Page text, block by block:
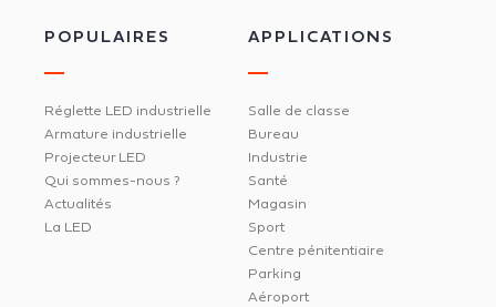
POPULAIRES
Réglette LED industrielle
Armature industrielle
Projecteur LED
Qui sommes-nous ?
Actualités
La LED
APPLICATIONS
Salle de classe
Bureau
Industrie
Santé
Magasin
Sport
Centre pénitentiaire
Parking
Aéroport